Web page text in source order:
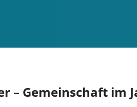
– Gemeinschaft im